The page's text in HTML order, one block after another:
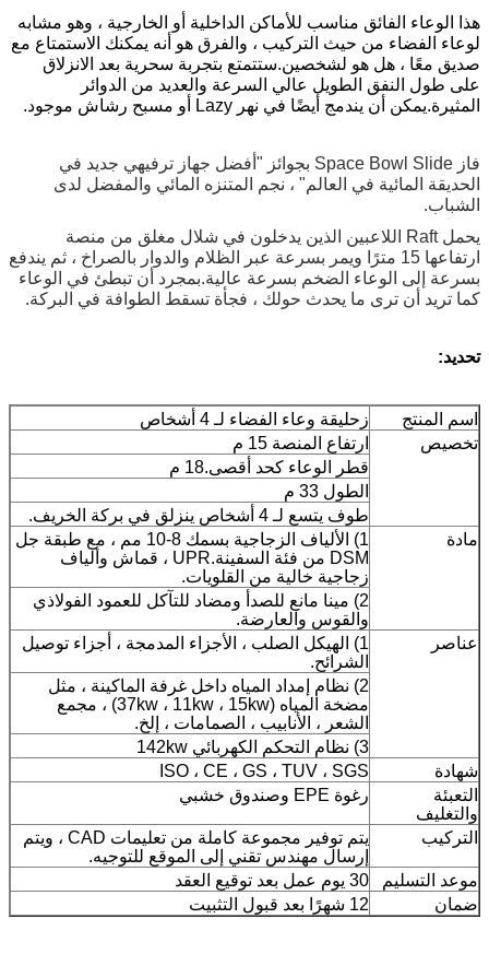
هذا الوعاء الفائق مناسب للأماكن الداخلية أو الخارجية ، وهو مشابه
لوعاء الفضاء من حيث التركيب ، والفرق هو أنه يمكنك الاستمتاع مع
صديق معًا ، هل هو لشخصين.ستتمتع بتجربة سحرية بعد الانزلاق
على طول النفق الطويل عالي السرعة والعديد من الدوائر
المثيرة.يمكن أن يندمج أيضًا في نهر Lazy أو مسبح رشاش موجود.
فاز Space Bowl Slide بجوائز "أفضل جهاز ترفيهي جديد في
الحديقة المائية في العالم" ، نجم المتنزه المائي والمفضل لدى
الشباب.
يحمل Raft اللاعبين الذين يدخلون في شلال مغلق من منصة
ارتفاعها 15 مترًا ويمر بسرعة عبر الظلام والدوار بالصراخ ، ثم يندفع
بسرعة إلى الوعاء الضخم بسرعة عالية.بمجرد أن تبطئ في الوعاء
كما تريد أن ترى ما يحدث حولك ، فجأة تسقط الطوافة في البركة.
تحديد:
اسم المنتج
زحليقة وعاء الفضاء لـ 4 أشخاص
تخصيص
ارتفاع المنصة 15 م
قطر الوعاء كحد أقصى.18 م
الطول 33 م
طوف يتسع لـ 4 أشخاص ينزلق في بركة الخريف.
مادة
1) الألياف الزجاجية بسمك 8-10 مم ، مع طبقة جل
DSM من فئة السفينة.UPR ، قماش وألياف
زجاجية خالية من القلويات.
2) مينا مانع للصدأ ومضاد للتآكل للعمود الفولاذي
والقوس والعارضة.
عناصر
1) الهيكل الصلب ، الأجزاء المدمجة ، أجزاء توصيل
الشرائح.
2) نظام إمداد المياه داخل غرفة الماكينة ، مثل
مضخة المياه (37kw ، 11kw ، 15kw) ، مجمع
الشعر ، الأنابيب ، الصمامات ، إلخ.
3) نظام التحكم الكهربائي 142kw
شهادة
ISO ، CE ، GS ، TUV ، SGS
التعبئة
والتغليف
رغوة EPE وصندوق خشبي
التركيب
يتم توفير مجموعة كاملة من تعليمات CAD ، ويتم
إرسال مهندس تقني إلى الموقع للتوجيه.
موعد التسليم
30 يوم عمل بعد توقيع العقد
ضمان
12 شهرًا بعد قبول التثبيت